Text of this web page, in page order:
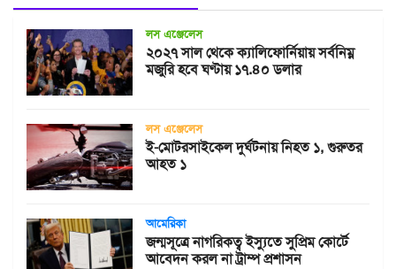
লস এঞ্জেলেস
২০২৭ সাল থেকে ক্যালিফোর্নিয়ায় সর্বনিম্ন
মজুরি হবে ঘণ্টায় ১৭.৪০ ডলার
লস এঞ্জেলেস
ই-মোটরসাইকেল দুর্ঘটনায় নিহত ১, গুরুতর
আহত ১
আমেরিকা
জন্মসূত্রে নাগরিকত্ব ইস্যুতে সুপ্রিম কোর্টে
আবেদন করল না ট্রাম্প প্রশাসন